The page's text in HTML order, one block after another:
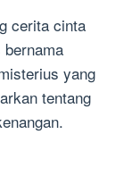
cerita cinta
yang
tentang